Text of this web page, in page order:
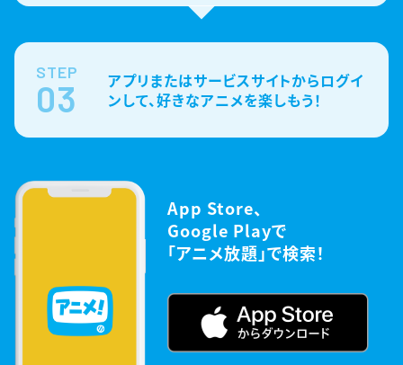
STEP
03
アプリまたはサービスサイトからログイ
ンして、好きなアニメを楽しもう！
App Store、
Google Playで
「アニメ放題」で検索！